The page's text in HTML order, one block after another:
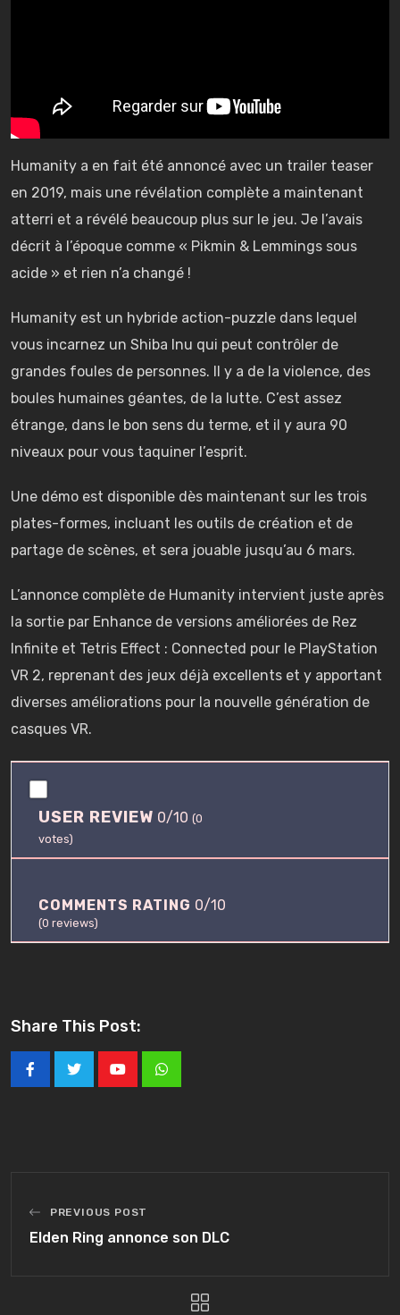
Humanity a en fait été annoncé avec un trailer teaser
en 2019, mais une révélation complète a maintenant
atterri et a révélé beaucoup plus sur le jeu. Je l’avais
décrit à l’époque comme « Pikmin & Lemmings sous
acide » et rien n’a changé !
Humanity est un hybride action-puzzle dans lequel
vous incarnez un Shiba Inu qui peut contrôler de
grandes foules de personnes. Il y a de la violence, des
boules humaines géantes, de la lutte. C’est assez
étrange, dans le bon sens du terme, et il y aura 90
niveaux pour vous taquiner l’esprit.
Une démo est disponible dès maintenant sur les trois
plates-formes, incluant les outils de création et de
partage de scènes, et sera jouable jusqu’au 6 mars.
L’annonce complète de Humanity intervient juste après
la sortie par Enhance de versions améliorées de Rez
Infinite et Tetris Effect : Connected pour le PlayStation
VR 2, reprenant des jeux déjà excellents et y apportant
diverses améliorations pour la nouvelle génération de
casques VR.
0
1
0
USER REVIEW 0/10 (0
votes)
COMMENTS RATING 0/10
(0 reviews)
Share This Post:
YoutubeWhatsapp
PREVIOUS POST
Elden Ring annonce son DLC